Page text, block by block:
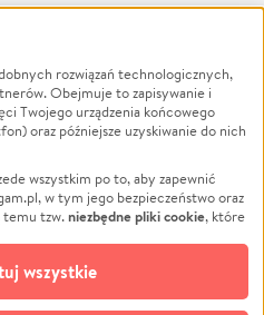
Powódź
Wichura
NGO
Edukacja
Podróż
Impreza
Ochrona środowiska
Biznes
rozwiązań technologicznych,
Obejmuje to zapisywanie i
Twojego urządzenia końcowego
oraz późniejsze uzyskiwanie do nich
wszystkim po to, aby zapewnić
w tym jego bezpieczeństwo oraz
temu tzw.niezbędne pliki cookie, które
plików cookie
Możesz wyrazić
W dowolnym momencie masz
wszystkie